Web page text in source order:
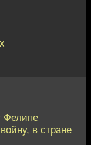
Фелипе
в стране